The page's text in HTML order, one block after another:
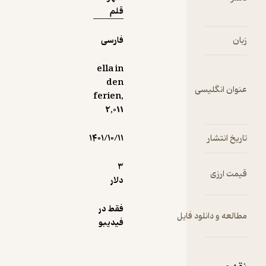
قلم
زبان فارسی
عنوان انگلیسی
ella in
den
ferien,
2,011
تاریخ انتشار ۱۴۰۱/۱۰/۱۱
قیمت ارزی
مطالعه و دانلود فایل
فقط در
فیدیبو